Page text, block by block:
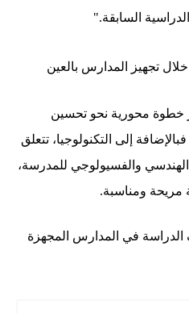
السابقة."
تجهيز المدارس بالعين
خطوة محورية نحو تحسين
إلى التكنولوجيا، تتعلق
والفسيولوجي للمدرسة،
مريحة ومناسبة.
في المدارس المجهزة